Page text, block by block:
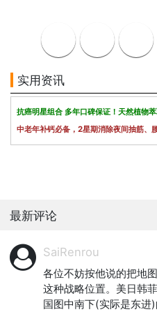
实用资讯
抗癌明星组合 多年口碑保证！天然植物
中老年补钙必备，2星期消除夜间抽筋、
最新评论
SaiRenrou
各位不妨按他说的把地
这种战略位置。美日韩
国图中南下(实际是东进